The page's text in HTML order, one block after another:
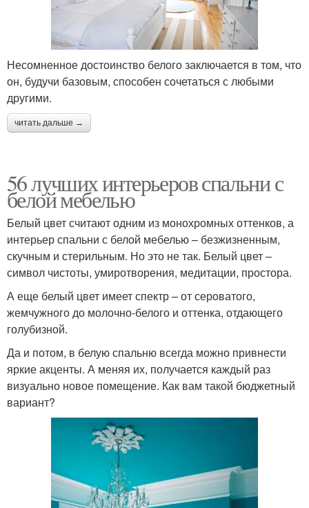
Несомненное достоинство белого заключается в том, что
он, будучи базовым, способен сочетаться с любыми
другими.
читать дальше →
56 лучших интерьеров спальни с
белой мебелью
Белый цвет считают одним из монохромных оттенков, а
интерьер спальни с белой мебелью – безжизненным,
скучным и стерильным. Но это не так. Белый цвет –
символ чистоты, умиротворения, медитации, простора.
А еще белый цвет имеет спектр – от сероватого,
жемчужного до молочно-белого и оттенка, отдающего
голубизной.
Да и потом, в белую спальню всегда можно привнести
яркие акценты. А меняя их, получается каждый раз
визуально новое помещение. Как вам такой бюджетный
вариант?